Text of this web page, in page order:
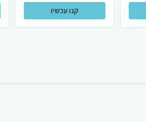
קנו עכשיו